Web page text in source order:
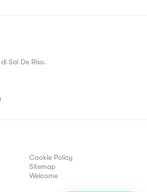
Sal De Riso.
Cookie Policy
Sitemap
Welcome